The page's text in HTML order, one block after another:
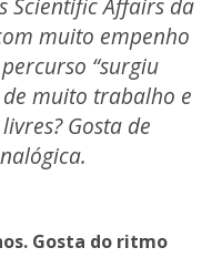
muito empenho
“surgiu
muito trabalho e
Gosta de
Gosta do ritmo